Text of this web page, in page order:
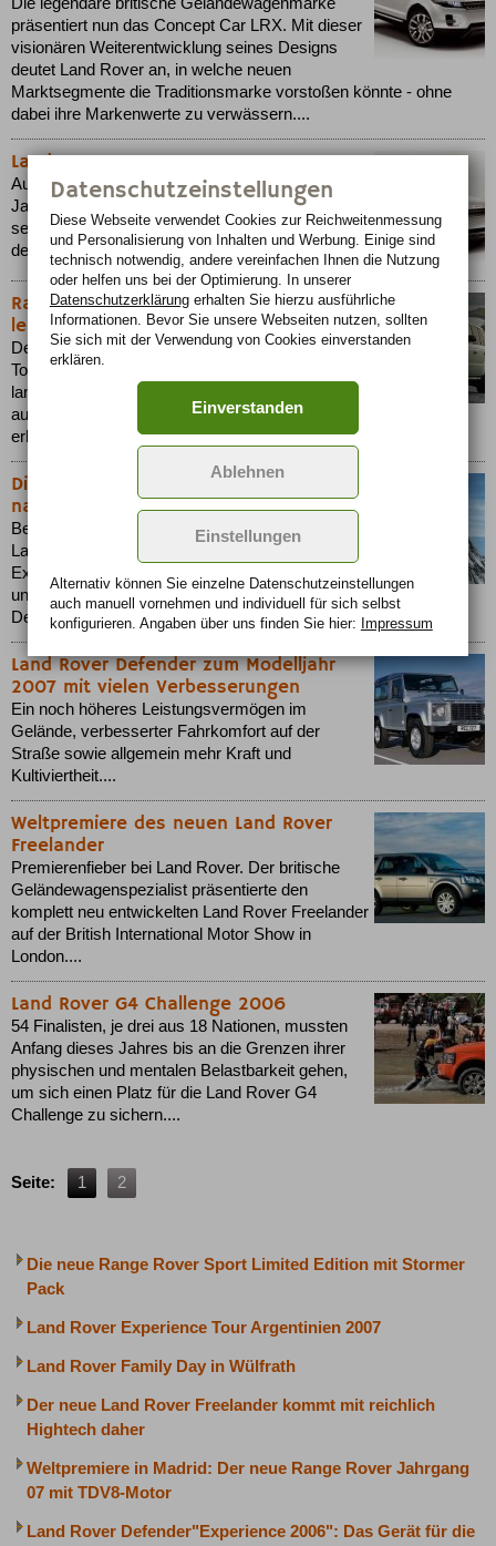
präsentiert nun das Concept Car LRX. Mit dieser
visionären Weiterentwicklung seines Designs
deutet Land Rover an, in welche neuen
Marktsegmente die Traditionsmarke vorstoßen könnte - ohne
dabei ihre Markenwerte zu verwässern....
Land Rover LRX Concept Car
Auf der kommenden Detroit Motor Show im
Januar 2008 enthüllt Land Rover eine Vision
seiner künftigen Modelle. mit der Weltpremiere
des Concept Cars LRX....
Range Rover Sport jetzt mit
leistungsstarkem V8 Dieselmotor
Der Range Rover Sport – ein echter „Sports
Tourer“ und das dynamischste Modell in der
langen Geschichte von Land Rover ist ab sofort
auch mit einem leistungsstarken V8 Dieselmotor
erhältlich....
Die Land Rover Experience Tour 2007
nach Argentinien kann beginnen
Bereits im sechsten Jahr in Folge organisiert
Land Rover Deutschland die „Land Rover
Experience Tour“ . Jedes Jahr wird für das Off-
und On-Road Abenteuer eine neue spannende
Destination gewählt....
Land Rover Defender zum Modelljahr
2007 mit vielen Verbesserungen
Ein noch höheres Leistungsvermögen im
Gelände, verbesserter Fahrkomfort auf der
Straße sowie allgemein mehr Kraft und
Kultiviertheit....
Weltpremiere des neuen Land Rover
Freelander
Premierenfieber bei Land Rover. Der britische
Geländewagenspezialist präsentierte den
komplett neu entwickelten Land Rover Freelander
auf der British International Motor Show in
London....
Land Rover G4 Challenge 2006
54 Finalisten, je drei aus 18 Nationen, mussten
Anfang dieses Jahres bis an die Grenzen ihrer
physischen und mentalen Belastbarkeit gehen,
um sich einen Platz für die Land Rover G4
Challenge zu sichern....
Seite: 1 2
Die neue Range Rover Sport Limited Edition mit Stormer
Pack
Land Rover Experience Tour Argentinien 2007
Land Rover Family Day in Wülfrath
Der neue Land Rover Freelander kommt mit reichlich
Hightech daher
Weltpremiere in Madrid: Der neue Range Rover Jahrgang
07 mit TDV8-Motor
Land Rover Defender"Experience 2006": Das Gerät für die
Datenschutzeinstellungen
Diese Webseite verwendet Cookies zur Reichweiten­messung
und Personalisierung von Inhalten und Werbung. Einige sind
technisch notwendig, andere vereinfachen Ihnen die Nutzung
oder helfen uns bei der Optimierung. In unserer
Datenschutzerklärungerhalten Sie hierzu ausführliche
Informationen. Bevor Sie unsere Webseiten nutzen, sollten
Sie sich mit der Verwendung von Cookies einverstanden
erklären.
Einverstanden
Ablehnen
Einstellungen
Alternativ können Sie einzelne Datenschutz­ein­stellungen
auch manuell vor­nehmen und indivi­duell für sich selbst
konfigurieren. Angaben über uns finden Sie hier: Impressum